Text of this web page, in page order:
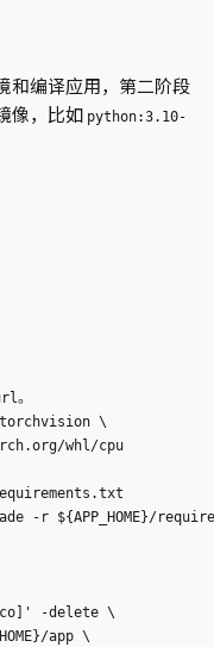
和编译应用，第二阶段
像，比如 python:3.10-
。
\
whl/cpu
-r ${APP_HOME}/
-delete \
app \